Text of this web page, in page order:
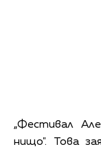
„Фестивал
нищо". Това